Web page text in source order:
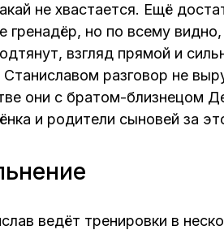
не хвастается. Ещё
гренадёр, но по всему
взгляд прямой и
разговор не
они с братом-близнецом
и родители сыновей за
ведёт тренировки в